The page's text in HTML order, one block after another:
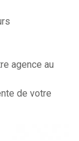
agence au
de votre